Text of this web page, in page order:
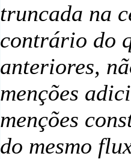
truncada na
contrário do
anteriores,
menções
menções
do mesmo